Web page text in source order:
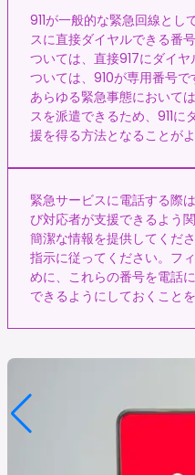
911が一般的な緊急回線と
スに直接ダイヤルできる番
ついては、直接917にダイ
ついては、910が専用番号
あらゆる緊急事態において
スを派遣できるため、911
援を得る方法となることがよ
緊急サービスに電話する際
び対応者が支援できるよう
簡潔な情報を提供してくだ
指示に従ってください。フ
めに、これらの番号を電話
できるようにしておくこと